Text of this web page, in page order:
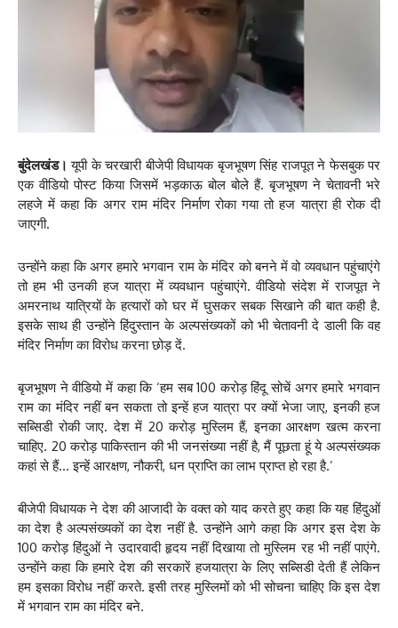
बुंदेलखंड। यूपी के चरखारी बीजेपी विधायक बृजभूषण सिंह राजपूत ने फेसबुक पर
एक वीडियो पोस्ट किया जिसमें भड़काऊ बोल बोले हैं. बृजभूषण ने चेतावनी भरे
लहजे में कहा कि अगर राम मंदिर निर्माण रोका गया तो हज यात्रा ही रोक दी
जाएगी.
उन्होंने कहा कि अगर हमारे भगवान राम के मंदिर को बनने में वो व्यवधान पहुंचाएंगे
तो हम भी उनकी हज यात्रा में व्यवधान पहुंचाएंगे. वीडियो संदेश में राजपूत ने
अमरनाथ यात्रियों के हत्यारों को घर में घुसकर सबक सिखाने की बात कही है.
इसके साथ ही उन्होंने हिंदुस्तान के अल्पसंख्यकों को भी चेतावनी दे डाली कि वह
मंदिर निर्माण का विरोध करना छोड़ दें.
बृजभूषण ने वीडियो में कहा कि ‘हम सब 100 करोड़ हिंदू सोचें अगर हमारे भगवान
राम का मंदिर नहीं बन सकता तो इन्हें हज यात्रा पर क्यों भेजा जाए, इनकी हज
सब्सिडी रोकी जाए. देश में 20 करोड़ मुस्लिम हैं, इनका आरक्षण खत्म करना
चाहिए. 20 करोड़ पाकिस्तान की भी जनसंख्या नहीं है, मैं पूछता हूं ये अल्पसंख्यक
कहां से हैं… इन्हें आरक्षण, नौकरी, धन प्राप्ति का लाभ प्राप्त हो रहा है.’
बीजेपी विधायक ने देश की आजादी के वक्त को याद करते हुए कहा कि यह हिंदुओं
का देश है अल्पसंख्यकों का देश नहीं है. उन्होंने आगे कहा कि अगर इस देश के
100 करोड़ हिंदुओं ने उदारवादी हृदय नहीं दिखाया तो मुस्लिम रह भी नहीं पाएंगे.
उन्होंने कहा कि हमारे देश की सरकारें हजयात्रा के लिए सब्सिडी देती हैं लेकिन
हम इसका विरोध नहीं करते. इसी तरह मुस्लिमों को भी सोचना चाहिए कि इस देश
में भगवान राम का मंदिर बने.